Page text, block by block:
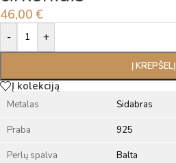
46,00 €
- +
Į KREPŠELĮ
Alternative:
Į kolekciją
Metalas Sidabras
Praba 925
Perlų spalva Balta